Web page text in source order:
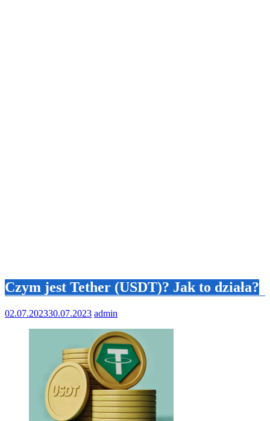
Czym jest Tether (USDT)? Jak to działa?
02.07.202330.07.2023 admin